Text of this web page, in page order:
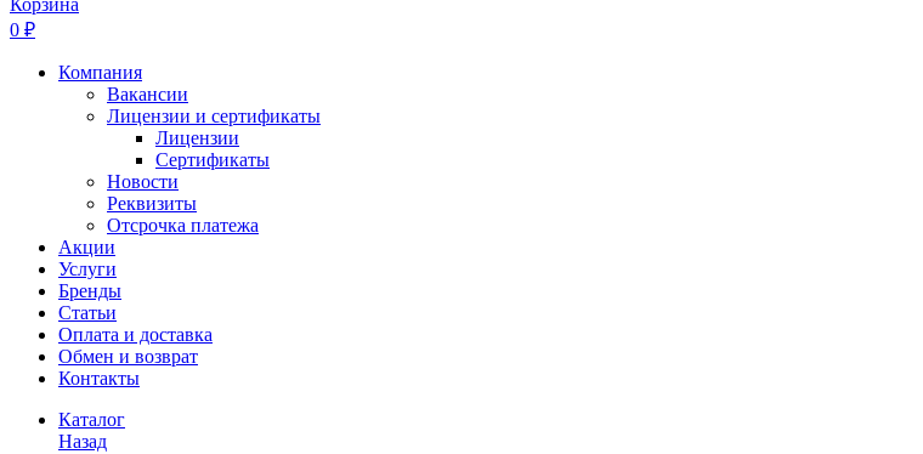
Корзина
0 ₽
Компания
Вакансии
Лицензии и сертификаты
Лицензии
Сертификаты
Новости
Реквизиты
Отсрочка платежа
Акции
Услуги
Бренды
Статьи
Оплата и доставка
Обмен и возврат
Контакты
Каталог
Назад